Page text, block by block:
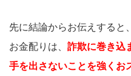
先に結論からお伝えすると
お金配りは、 詐欺に巻き込
手を出さないことを強くお